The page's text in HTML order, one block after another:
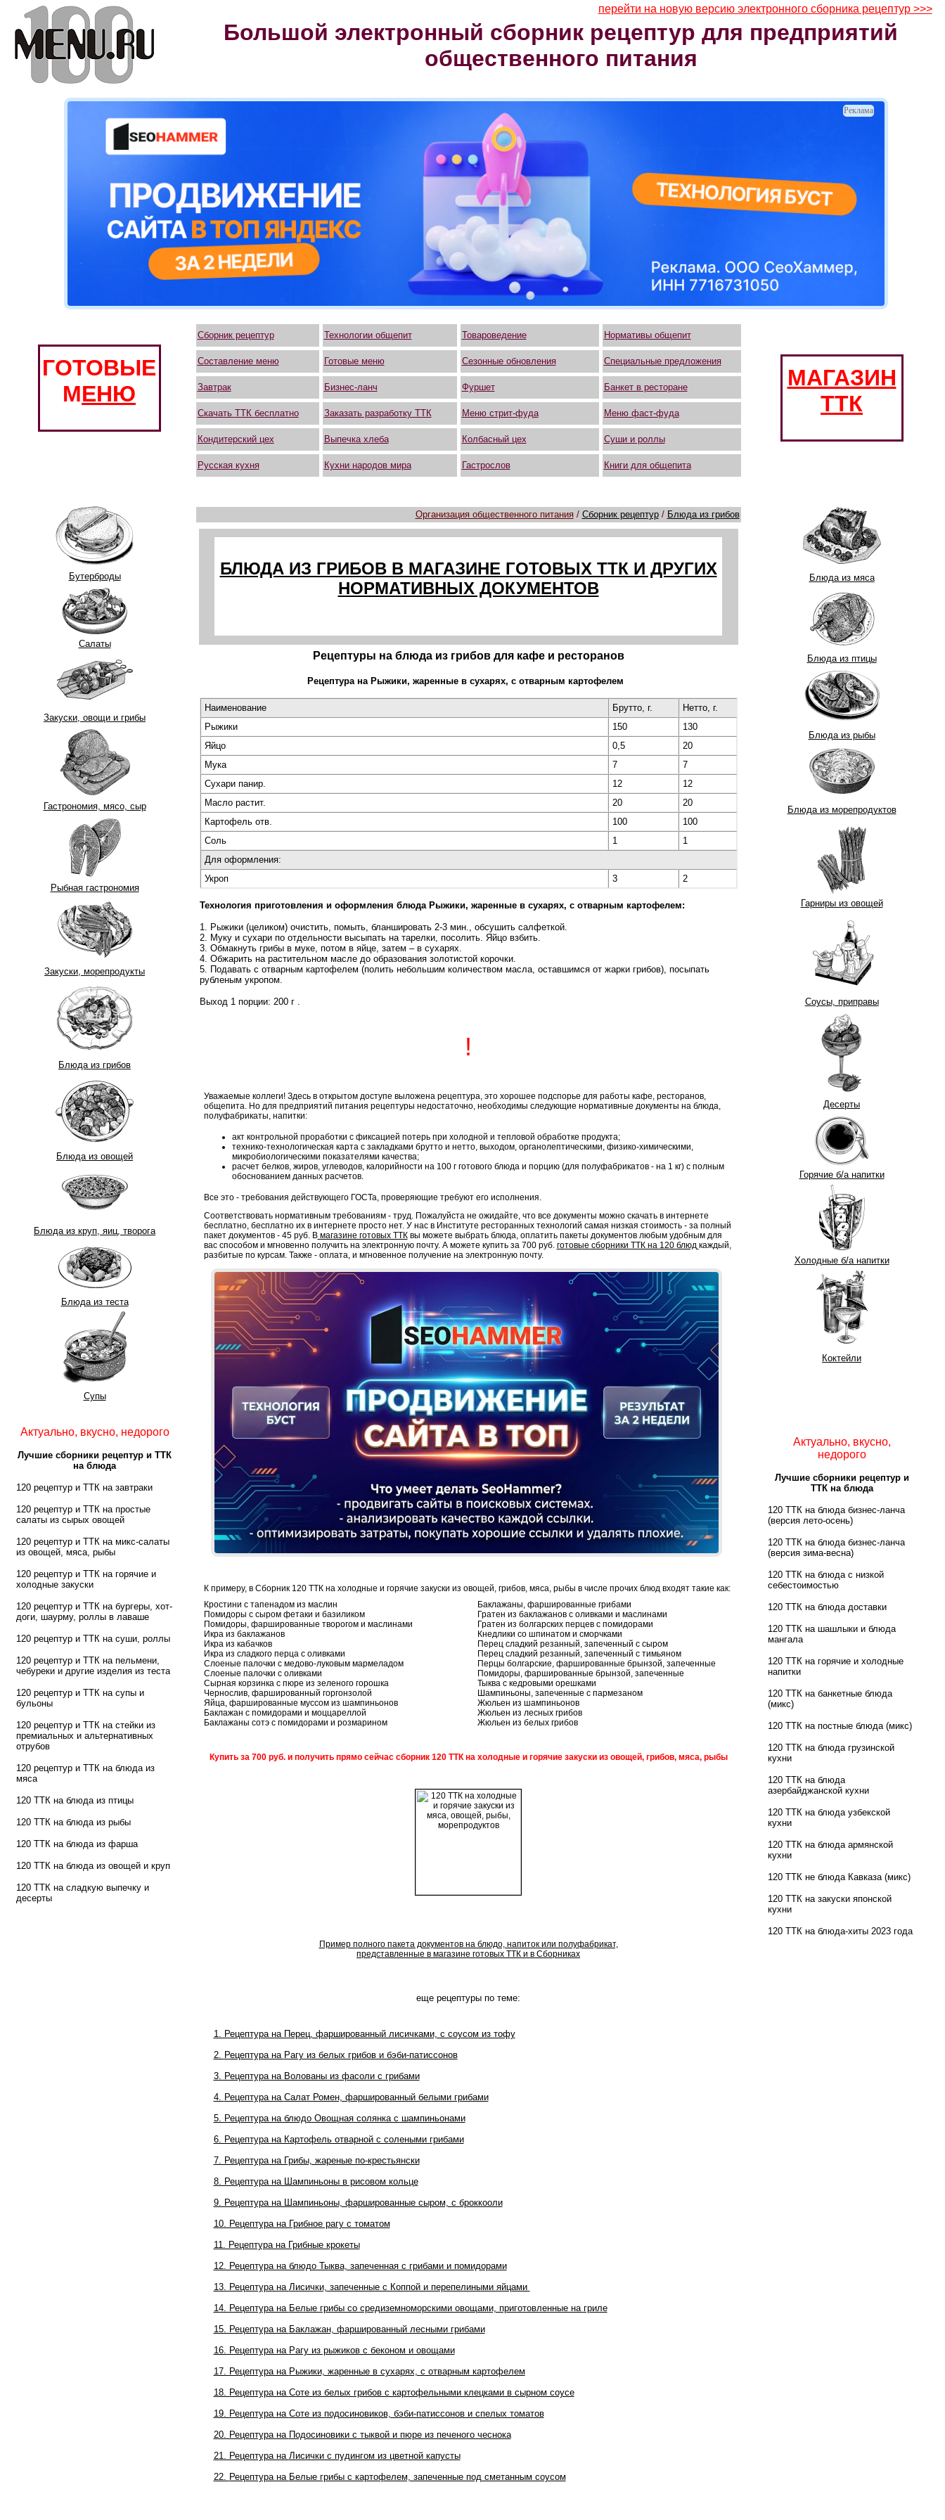
перейти на новую версию электронного сборника рецептур >>>
Большой электронный сборник рецептур для предприятий
общественного питания
Реклама
ГОТОВЫЕ
МЕНЮ
Сборник рецептур Технологии общепит Товароведение Нормативы общепит
Составление меню Готовые меню Сезонные обновления Специальные предложения
Завтрак Бизнес-ланч Фуршет Банкет в ресторане
Скачать ТТК бесплатно Заказать разработку ТТК Меню стрит-фуда Меню фаст-фуда
Кондитерский цех Выпечка хлеба Колбасный цех Суши и роллы
Русская кухня Кухни народов мира Гастрослов Книги для общепита
МАГАЗИН
ТТК
Бутерброды
Салаты
Закуски, овощи и грибы
Гастрономия, мясо, сыр
Рыбная гастрономия
Закуски, морепродукты
Блюда из грибов
Блюда из овощей
Блюда из круп, яиц, творога
Блюда из теста
Супы
Актуально, вкусно, недорого
Лучшие сборники рецептур и ТТК
на блюда
120 рецептур и ТТК на завтраки
120 рецептур и ТТК на простые
салаты из сырых овощей
120 рецептур и ТТК на микс-салаты
из овощей, мяса, рыбы
120 рецептур и ТТК на горячие и
холодные закуски
120 рецептур и ТТК на бургеры, хот-
доги, шаурму, роллы в лаваше
120 рецептур и ТТК на суши, роллы
120 рецептур и ТТК на пельмени,
чебуреки и другие изделия из теста
120 рецептур и ТТК на супы и
бульоны
120 рецептур и ТТК на стейки из
премиальных и альтернативных
отрубов
120 рецептур и ТТК на блюда из
мяса
120 ТТК на блюда из птицы
120 ТТК на блюда из рыбы
120 ТТК на блюда из фарша
120 ТТК на блюда из овощей и круп
120 ТТК на сладкую выпечку и
десерты
Организация общественного питания/ Сборник рецептур/ Блюда из грибов
БЛЮДА ИЗ ГРИБОВ В МАГАЗИНЕ ГОТОВЫХ ТТК И ДРУГИХ
НОРМАТИВНЫХ ДОКУМЕНТОВ
Рецептуры на блюда из грибов для кафе и ресторанов
Рецептура на Рыжики, жаренные в сухарях, с отварным картофелем
Наименование Брутто, г.
Нетто, г.
Рыжики
150
130
Яйцо
0,5
20
Мука
7
7
Сухари панир.
12
12
Масло растит.
20
20
Картофель отв.
100
100
Соль
1
1
Для оформления:
Укроп
3 2
Технология приготовления и оформления блюда Рыжики, жаренные в сухарях, с отварным картофелем:
1. Рыжики (целиком) очистить, помыть, бланшировать 2-3 мин., обсушить салфеткой.
2. Муку и сухари по отдельности высыпать на тарелки, посолить. Яйцо взбить.
3. Обмакнуть грибы в муке, потом в яйце, затем – в сухарях.
4. Обжарить на растительном масле до образования золотистой корочки.
5. Подавать с отварным картофелем (полить небольшим количеством масла, оставшимся от жарки грибов), посыпать
рубленым укропом.
Выход 1 порции: 200 г.
!
Уважаемые коллеги! Здесь в открытом доступе выложена рецептура, это хорошее подспорье для работы кафе, ресторанов,
общепита. Но для предприятий питания рецептуры недостаточно, необходимы следующие нормативные документы на блюда,
полуфабрикаты, напитки:
акт контрольной проработки с фиксацией потерь при холодной и тепловой обработке продукта;
технико-технологическая карта с закладками брутто и нетто, выходом, органолептическими, физико-химическими,
микробиологическими показателями качества;
расчет белков, жиров, углеводов, калорийности на 100 г готового блюда и порцию (для полуфабрикатов - на 1 кг) с полным
обоснованием данных расчетов.
Все это - требования действующего ГОСТа, проверяющие требуют его исполнения.
Соответствовать нормативным требованиям - труд. Пожалуйста не ожидайте, что все документы можно скачать в интернете
бесплатно, бесплатно их в интернете просто нет. У нас в Институте ресторанных технологий самая низкая стоимость - за полный
пакет документов - 45 руб. Вмагазине готовых ТТКвы можете выбрать блюда, оплатить пакеты документов любым удобным для
вас способом и мгновенно получить на электронную почту. А можете купить за 700 руб. готовые сборники ТТК на 120 блюд каждый,
разбитые по курсам. Также - оплата, и мгновенное получение на электронную почту.
Реклама
К примеру, в Сборник 120 ТТК на холодные и горячие закуски из овощей, грибов, мяса, рыбы в числе прочих блюд входят такие как:
Кростини с тапенадом из маслин
Помидоры с сыром фетаки и базиликом
Помидоры, фаршированные творогом и маслинами
Икра из баклажанов
Икра из кабачков
Икра из сладкого перца с оливками
Слоеные палочки с медово-луковым мармеладом
Слоеные палочки с оливками
Сырная корзинка с пюре из зеленого горошка
Чернослив, фаршированный горгонзолой
Яйца, фаршированные муссом из шампиньонов
Баклажан с помидорами и моццареллой
Баклажаны сотэ с помидорами и розмарином
Баклажаны, фаршированные грибами
Гратен из баклажанов с оливками и маслинами
Гратен из болгарских перцев с помидорами
Кнедлики со шпинатом и сморчками
Перец сладкий резанный, запеченный с сыром
Перец сладкий резанный, запеченный с тимьяном
Перцы болгарские, фаршированные брынзой, запеченные
Помидоры, фаршированные брынзой, запеченные
Тыква с кедровыми орешками
Шампиньоны, запеченные с пармезаном
Жюльен из шампиньонов
Жюльен из лесных грибов
Жюльен из белых грибов
Купить за 700 руб. и получить прямо сейчас сборник 120 ТТК на холодные и горячие закуски из овощей, грибов, мяса, рыбы
Пример полного пакета документов на блюдо, напиток или полуфабрикат,
представленные в магазине готовых ТТК и в Сборниках
еще рецептуры по теме:
1. Рецептура на Перец, фаршированный лисичками, с соусом из тофу
2. Рецептура на Рагу из белых грибов и бэби-патиссонов
3. Рецептура на Волованы из фасоли с грибами
4. Рецептура на Салат Ромен, фаршированный белыми грибами
5. Рецептура на блюдо Овощная солянка с шампиньонами
6. Рецептура на Картофель отварной с солеными грибами
7. Рецептура на Грибы, жареные по-крестьянски
8. Рецептура на Шампиньоны в рисовом кольце
9. Рецептура на Шампиньоны, фаршированные сыром, с броккооли
10. Рецептура на Грибное рагу с томатом
11. Рецептура на Грибные крокеты
12. Рецептура на блюдо Тыква, запеченная с грибами и помидорами
13. Рецептура на Лисички, запеченные с Коппой и перепелиными яйцами
14. Рецептура на Белые грибы со средиземноморскими овощами, приготовленные на гриле
15. Рецептура на Баклажан, фаршированный лесными грибами
16. Рецептура на Рагу из рыжиков с беконом и овощами
17. Рецептура на Рыжики, жаренные в сухарях, с отварным картофелем
18. Рецептура на Соте из белых грибов с картофельными клецками в сырном соусе
19. Рецептура на Соте из подосиновиков, бэби-патиссонов и спелых томатов
20. Рецептура на Подосиновики с тыквой и пюре из печеного чеснока
21. Рецептура на Лисички с пудингом из цветной капусты
22. Рецептура на Белые грибы с картофелем, запеченные под сметанным соусом
Блюда из мяса
Блюда из птицы
Блюда из рыбы
Блюда из морепродуктов
Гарниры из овощей
Соусы, приправы
Десерты
Горячие б/а напитки
Холодные б/а напитки
Коктейли
Актуально, вкусно,
недорого
Лучшие сборники рецептур и
ТТК на блюда
120 ТТК на блюда бизнес-ланча
(версия лето-осень)
120 ТТК на блюда бизнес-ланча
(версия зима-весна)
120 ТТК на блюда с низкой
себестоимостью
120 ТТК на блюда доставки
120 ТТК на шашлыки и блюда
мангала
120 ТТК на горячие и холодные
напитки
120 ТТК на банкетные блюда
(микс)
120 ТТК на постные блюда (микс)
120 ТТК на блюда грузинской
кухни
120 ТТК на блюда
азербайджанской кухни
120 ТТК на блюда узбекской
кухни
120 ТТК на блюда армянской
кухни
120 ТТК не блюда Кавказа (микс)
120 ТТК на закуски японской
кухни
120 ТТК на блюда-хиты 2023 года